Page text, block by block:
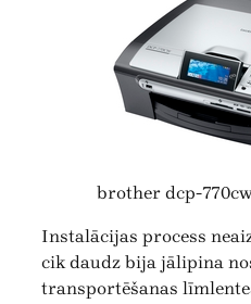
brother dcp-
Instalācijas process
cik daudz bija jālipina
transportēšanas